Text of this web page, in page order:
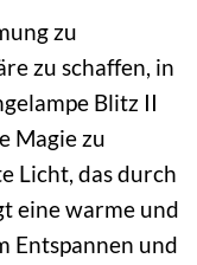
zu
zu schaffen, in
Blitz II
Magie zu
Licht, das durch
eine warme und
Entspannen und